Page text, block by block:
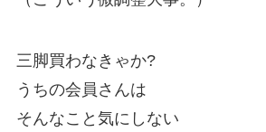
三脚買わなきゃか?
うちの会員さんは
そんなこと気にしない